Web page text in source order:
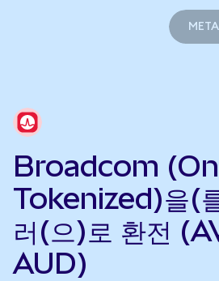
Broadcom
Tokenized)을(
러(으)로 환전
AUD)